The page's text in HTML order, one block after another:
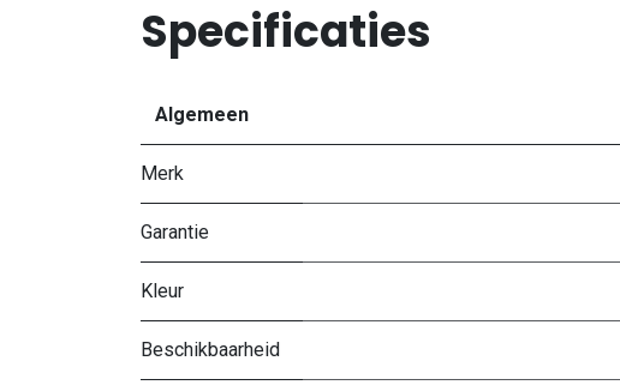
Specificaties
Algemeen
Merk
Garantie
Kleur
Beschikbaarheid